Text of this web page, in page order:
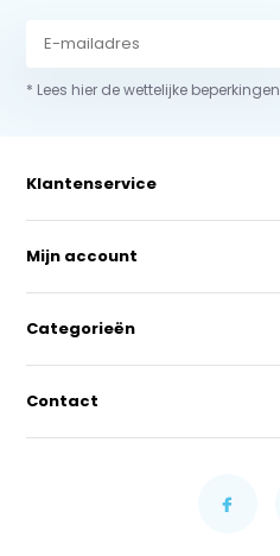
* Lees hier de wettelijke beperkingen
Klantenservice
Mijn account
Categorieën
Contact